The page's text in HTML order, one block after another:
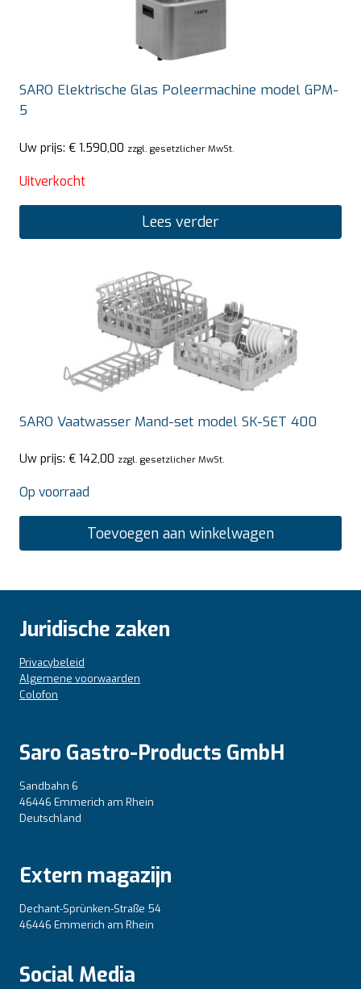
SARO Elektrische Glas Poleermachine model GPM-
5
Uw prijs: € 1.590,00 zzgl. gesetzlicher MwSt.
Uitverkocht
Lees verder
SARO Vaatwasser Mand-set model SK-SET 400
Uw prijs: € 142,00 zzgl. gesetzlicher MwSt.
Op voorraad
Toevoegen aan winkelwagen
Juridische zaken
Privacybeleid
Algemene voorwaarden
Colofon
Saro Gastro-Products GmbH
Sandbahn 6
46446 Emmerich am Rhein
Deutschland
Extern magazijn
Dechant-Sprünken-Straße 54
46446 Emmerich am Rhein
Social Media